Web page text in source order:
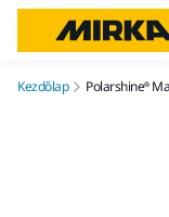
Kezdőlap Polarshine®